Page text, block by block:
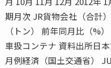
期月次 JR貨物会社（合計
（トン） 前年同月比（%
車扱コンテナ 資料出所日
月例経済（国土交通省）